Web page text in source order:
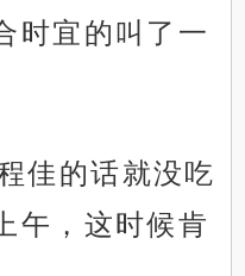
时宜的叫了一
佳的话就没吃
午，这时候肯